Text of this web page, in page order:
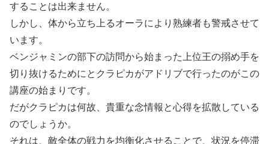
することは出来ません。
しかし、体から立ち上るオーラにより熟練者も警戒させて
います。
ベンジャミンの部下の訪問から始まった上位王の搦め手を
切り抜けるためにとクラピカがアドリブで行ったのがこの
講座の始まりです。
だがクラピカは何故、貴重な念情報と心得を拡散している
のでしょうか。
それは、敵全体の戦力を均衡化させることで、状況を停滞